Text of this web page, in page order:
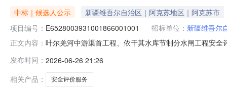
中标｜候选人公示
新疆维吾尔自治区｜阿克苏地区｜阿克苏市
项目编号： E6528003931001866001001 招标单位： 新疆维吾尔
正文内容： 叶尔羌河中游渠首工程、依干其水库节制分水闸工程安
工程、依干其水库节制分水闸工程安全评价（标段编号
发布时间： 2026-06-26 21:26
相关产品：
安全评价服务